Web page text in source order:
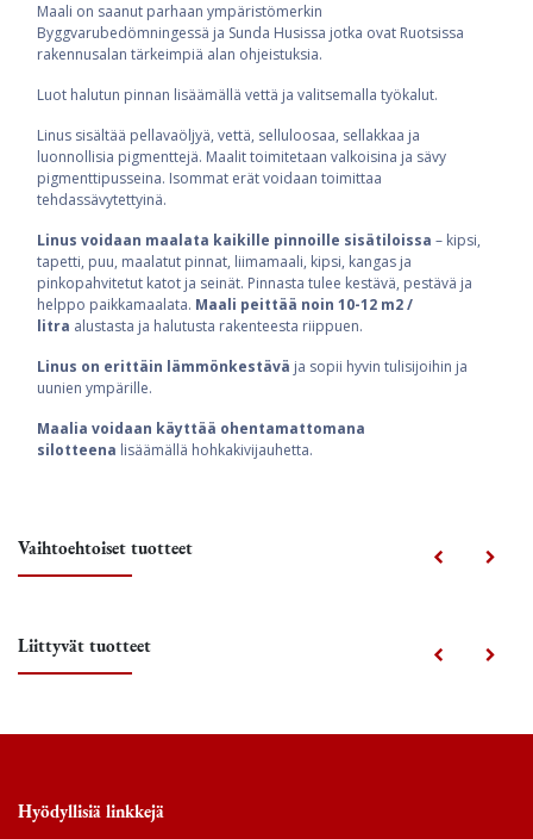
Maali on saanut parhaan ympäristömerkin
Byggvarubedömningessä ja Sunda Husissa jotka ovat Ruotsissa
rakennusalan tärkeimpiä alan ohjeistuksia.
Luot halutun pinnan lisäämällä vettä ja valitsemalla työkalut.
Linus sisältää pellavaöljyä, vettä, selluloosaa, sellakkaa ja
luonnollisia pigmenttejä. Maalit toimitetaan valkoisina ja sävy
pigmenttipusseina. Isommat erät voidaan toimittaa
tehdassävytettyinä.
Linus voidaan maalata kaikille pinnoille sisätiloissa – kipsi,
tapetti, puu, maalatut pinnat, liimamaali, kipsi, kangas ja
pinkopahvitetut katot ja seinät. Pinnasta tulee kestävä, pestävä ja
helppo paikkamaalata. Maali peittää noin 10-12 m2 /
litra alustasta ja halutusta rakenteesta riippuen.
Linus on erittäin lämmönkestävä ja sopii hyvin tulisijoihin ja
uunien ympärille.
Maalia voidaan käyttää ohentamattomana
silotteena lisäämällä hohkakivijauhetta.
Vaihtoehtoiset tuotteet
Liittyvät tuotteet
Hyödyllisiä linkkejä